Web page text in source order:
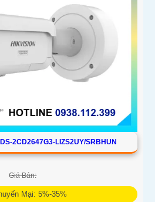
2CD2647G3-LIZS2UY/SRBHUN
Giá Bán:
Mại: 5%-35%